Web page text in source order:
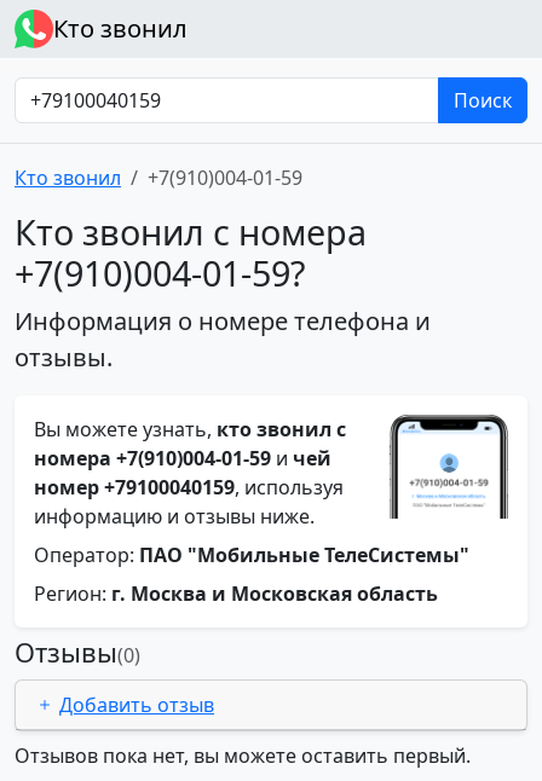
Кто звонил
Поиск
Кто звонил +7(910)004-01-59
Кто звонил с номера
+7(910)004-01-59?
Информация о номере телефона и
отзывы.
Вы можете узнать, кто звонил с
номера +7(910)004-01-59 и чей
номер +79100040159, используя
информацию и отзывы ниже.
Оператор: ПАО "Мобильные ТелеСистемы"
Регион: г. Москва и Московская область
Отзывы(0)
Добавить отзыв
Отзывов пока нет, вы можете оставить первый.